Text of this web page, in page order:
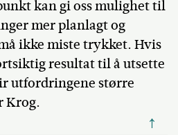
kan gi oss mulighet til
mer planlagt og
ikke miste trykket. Hvis
resultat til å utsette
utfordringene større
Krog.
↑